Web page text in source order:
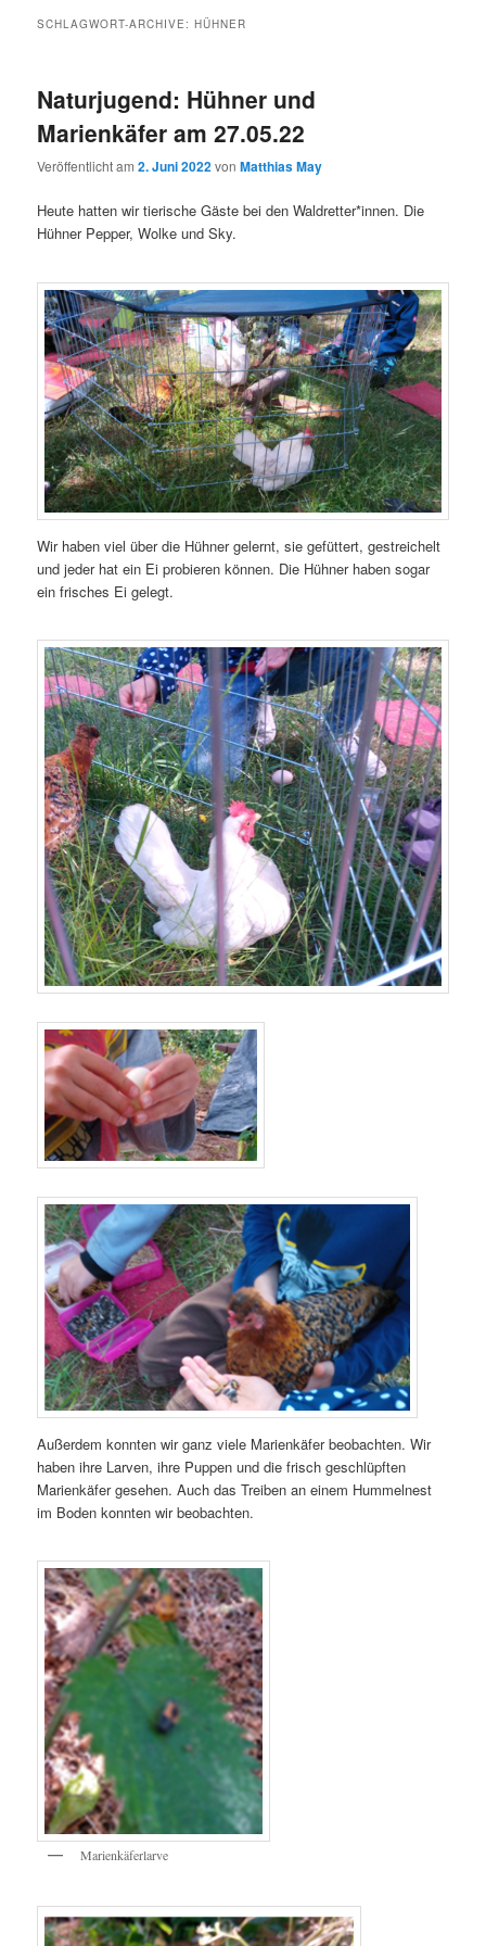
SCHLAGWORT-ARCHIVE:HÜHNER
Naturjugend: Hühner und
Marienkäfer am 27.05.22
Veröffentlicht am2. Juni 2022vonMatthias May
Heute hatten wir tierische Gäste bei den Waldretter*innen. Die
Hühner Pepper, Wolke und Sky.
Wir haben viel über die Hühner gelernt, sie gefüttert, gestreichelt
und jeder hat ein Ei probieren können. Die Hühner haben sogar
ein frisches Ei gelegt.
Außerdem konnten wir ganz viele Marienkäfer beobachten. Wir
haben ihre Larven, ihre Puppen und die frisch geschlüpften
Marienkäfer gesehen. Auch das Treiben an einem Hummelnest
im Boden konnten wir beobachten.
Marienkäferlarve